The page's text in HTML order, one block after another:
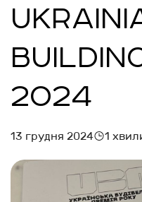
2024
13 грудня 2024 1